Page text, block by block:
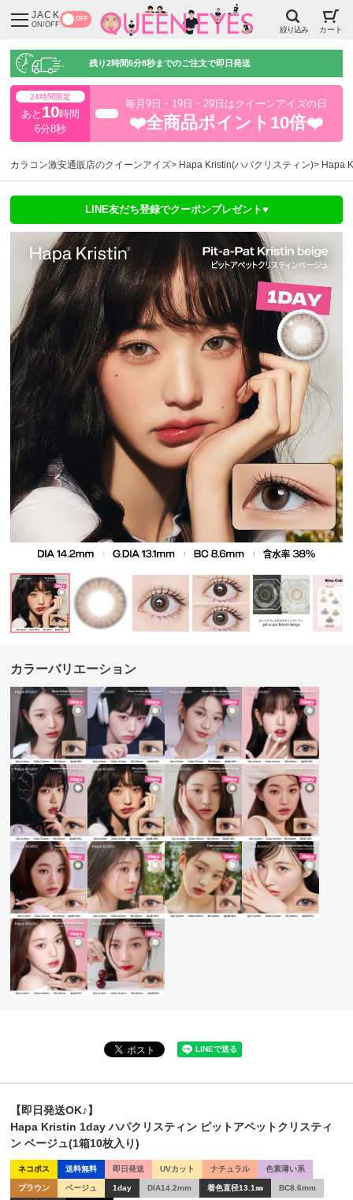
JACK
ON/OFF
OFF
絞り込み カート
残り2時間6分7秒までのご注文で即日発送
24時間限定
あと 10時間
6分7秒
毎月9日・19日・29日はクイーンアイズの日
❤️全商品ポイント10倍❤️
カラコン激安通販店のクイーンアイズ Hapa Kristin(ハパクリスティン) Hapa
LINE友だち登録でクーポンプレゼント♥
カラーバリエーション
【即日発送OK♪】
Hapa Kristin 1day ハパクリスティン ピットアペットクリスティ
ン ベージュ(1箱10枚入り)
ネコポス 送料無料 即日発送 UVカット ナチュラル 色素薄い系
ブラウン ベージュ 1day DIA14.2mm 着色直径13.1㎜ BC8.6mm